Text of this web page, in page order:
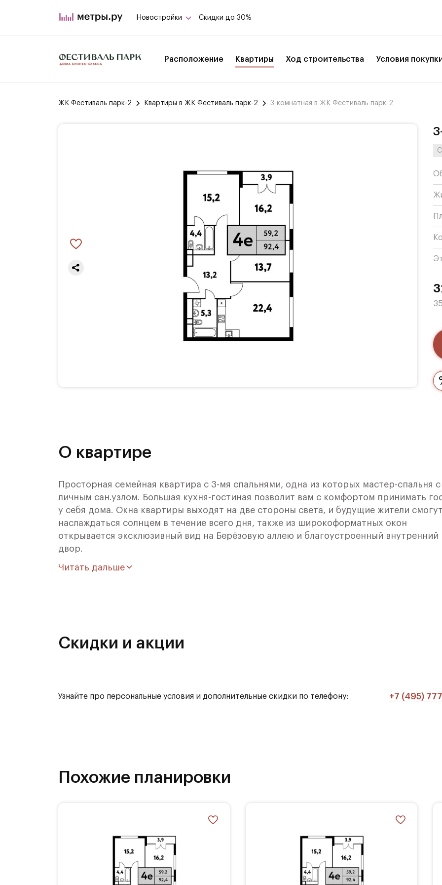
Новостройки Скидки до 30%
Расположение Квартиры Ход строительства Условия
ЖК Фестиваль парк-2 Квартиры в ЖК Фестиваль парк-2 3-комнатная в ЖК Фестиваль парк-2
О квартире
Просторная семейная квартира с 3-мя спальнями, одна из которых мастер-спальня с
личным сан.узлом. Большая кухня-гостиная позволит вам с комфортом принимать
у себя дома. Окна квартиры выходят на две стороны света, и будущие жители смогут
наслаждаться солнцем в течение всего дня, также из широкоформатных окон
открывается эксклюзивный вид на Берёзовую аллею и благоустроенный внутренний
двор.
"Фестиваль Парк" это продуманный до мелочей жилой комплекс, окруженный
зрения экологии - вокруг домов разбиты парки и скверы. В пешей доступности от
комплекса находятся Парк Дружбы, Фестивальные пруды и набережная Химкинского
Стильные авторские лобби
2х уровневый подземный паркинг
Рядом 25 детских садов, 12 школ
Читать дальше
Скидки и акции
Узнайте про персональные условия и дополнительные скидки по телефону: +7 (495)
Похожие планировки